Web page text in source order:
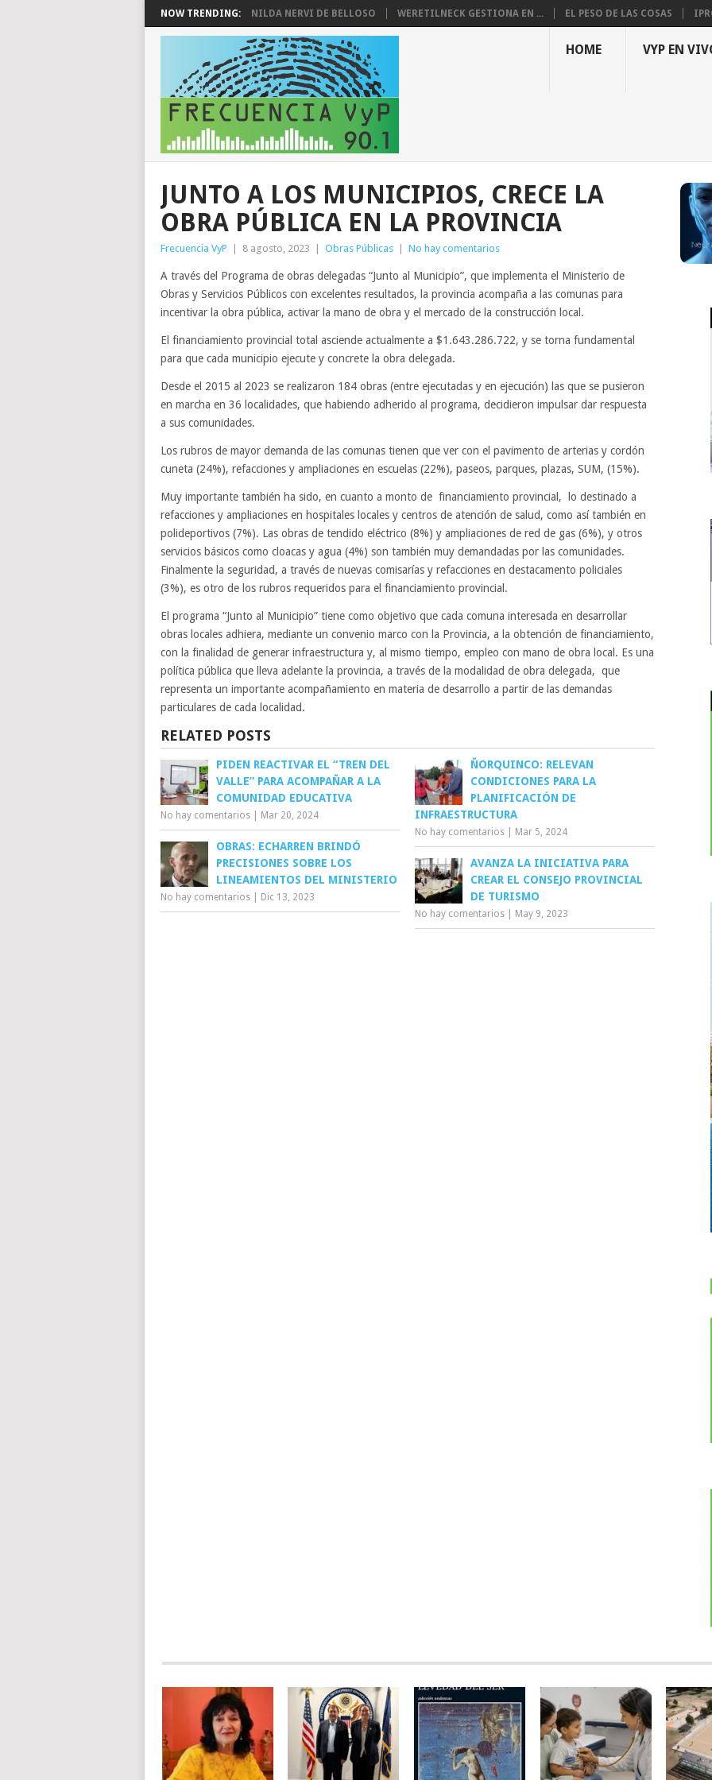
NOW TRENDING: NILDA NERVI DE BELLOSO WERETILNECK GESTIONA EN ... EL PESO DE LAS COSAS
HOME VYP EN
JUNTO A LOS MUNICIPIOS, CRECE LA
OBRA PÚBLICA EN LA PROVINCIA
Frecuencia VyP 8 agosto, 2023 Obras Públicas No hay comentarios
A través del Programa de obras delegadas “Junto al Municipio”, que implementa el Ministerio de
Obras y Servicios Públicos con excelentes resultados, la provincia acompaña a las comunas para
incentivar la obra pública, activar la mano de obra y el mercado de la construcción local.
El financiamiento provincial total asciende actualmente a $1.643.286.722, y se torna fundamental
para que cada municipio ejecute y concrete la obra delegada.
Desde el 2015 al 2023 se realizaron 184 obras (entre ejecutadas y en ejecución) las que se pusieron
en marcha en 36 localidades, que habiendo adherido al programa, decidieron impulsar dar respuesta
a sus comunidades.
Los rubros de mayor demanda de las comunas tienen que ver con el pavimento de arterias y cordón
cuneta (24%), refacciones y ampliaciones en escuelas (22%), paseos, parques, plazas, SUM, (15%).
Muy importante también ha sido, en cuanto a monto de financiamiento provincial, lo destinado a
refacciones y ampliaciones en hospitales locales y centros de atención de salud, como así también en
polideportivos (7%). Las obras de tendido eléctrico (8%) y ampliaciones de red de gas (6%), y otros
servicios básicos como cloacas y agua (4%) son también muy demandadas por las comunidades.
Finalmente la seguridad, a través de nuevas comisarías y refacciones en destacamento policiales
(3%), es otro de los rubros requeridos para el financiamiento provincial.
El programa “Junto al Municipio” tiene como objetivo que cada comuna interesada en desarrollar
obras locales adhiera, mediante un convenio marco con la Provincia, a la obtención de financiamiento,
con la finalidad de generar infraestructura y, al mismo tiempo, empleo con mano de obra local. Es una
política pública que lleva adelante la provincia, a través de la modalidad de obra delegada, que
representa un importante acompañamiento en materia de desarrollo a partir de las demandas
particulares de cada localidad.
RELATED POSTS
PIDEN REACTIVAR EL “TREN DEL
VALLE” PARA ACOMPAÑAR A LA
COMUNIDAD EDUCATIVA
No hay comentarios Mar 20, 2024
ÑORQUINCO: RELEVAN
CONDICIONES PARA LA
PLANIFICACIÓN DE
INFRAESTRUCTURA
No hay comentarios Mar 5, 2024
OBRAS: ECHARREN BRINDÓ
PRECISIONES SOBRE LOS
LINEAMIENTOS DEL MINISTERIO
No hay comentarios Dic 13, 2023
AVANZA LA INICIATIVA PARA
CREAR EL CONSEJO PROVINCIAL
DE TURISMO
No hay comentarios May 9, 2023